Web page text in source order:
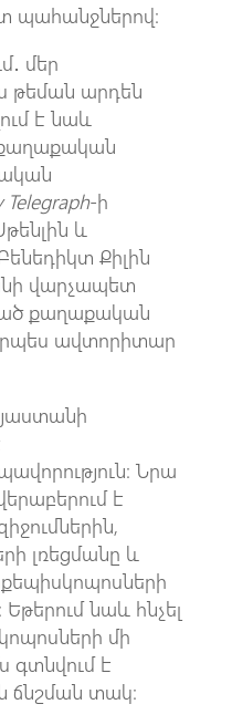
պահանջներով։
մեր
թեման արդեն
է նաև
Telegraph-ի
և
Քիլին
վարչապետ
քաղաքական
որպես ավտորիտար
Նրա
է
լռեցմանը և
Եթերում նաև հնչել
մի
գտնվում է
ճնշման տակ։